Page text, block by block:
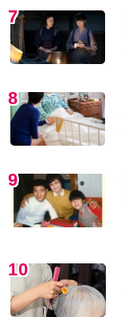
8
9
10